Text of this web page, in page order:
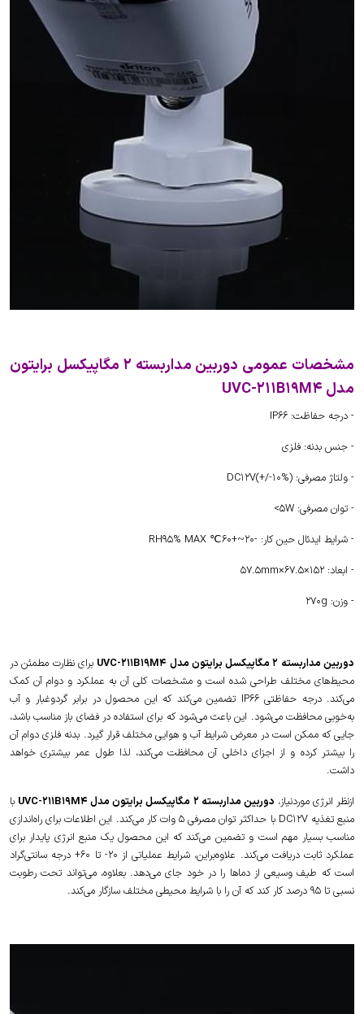
مشخصات عمومی دوربین مداربسته 2 مگاپیکسل برایتون
مدل UVC-211B19M4
- درجه حفاظت: IP66
- جنس بدنه: فلزی
- ولتاژ مصرفی: DC12V(+/-10%)
- توان مصرفی: 5W>
- شرایط ایدئال حین کار: -20~+60℃ RH95% MAX
- ابعاد: 57.5mm×67.5×152
- وزن: 270g
دوربین مداربسته 2 مگاپیکسل برایتون مدل UVC-211B19M4
برای نظارت مطمئن در
محیط‌های مختلف طراحی شده است و مشخصات کلی آن به عملکرد و دوام آن کمک
می‌کند. درجه حفاظتی IP66 تضمین می‌کند که این محصول در برابر گردوغبار و آب
به‌خوبی محافظت می‌شود. این باعث می‌شود که برای استفاده در فضای باز مناسب باشد،
جایی که ممکن است در معرض شرایط آب و هوایی مختلف قرار گیرد. بدنه فلزی دوام آن
را بیشتر کرده و از اجزای داخلی آن محافظت می‌کند، لذا طول عمر بیشتری خواهد
داشت.
ازنظر انرژی موردنیاز، دوربین مداربسته 2 مگاپیکسل برایتون مدل UVC-211B19M4
با
منبع تغذیه DC12V با حداکثر توان مصرفی 5 وات کار می‌کند. این اطلاعات برای راه‌اندازی
مناسب بسیار مهم است و تضمین می‌کند که این محصول یک منبع انرژی پایدار برای
عملکرد ثابت دریافت می‌کند. علاوه‌براین، شرایط عملیاتی از 20- تا 60+ درجه سانتی‌گراد
است که طیف وسیعی از دماها را در خود جای می‌دهد. بعلاوه، می‌تواند تحت رطوبت
نسبی تا 95 درصد کار کند که آن را با شرایط محیطی مختلف سازگار می‌کند.